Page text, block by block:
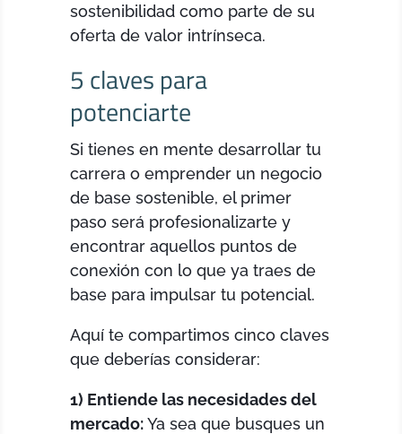
sostenibilidad como parte de su
oferta de valor intrínseca.
5 claves para
potenciarte
Si tienes en mente desarrollar tu
carrera o emprender un negocio
de base sostenible, el primer
paso será profesionalizarte y
encontrar aquellos puntos de
conexión con lo que ya traes de
base para impulsar tu potencial.
Aquí te compartimos cinco claves
que deberías considerar:
1) Entiende las necesidades del
mercado:Ya sea que busques un